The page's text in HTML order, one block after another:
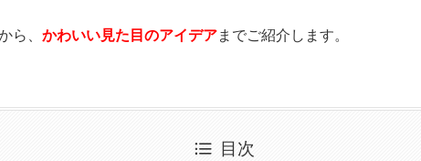
ら、 かわいい見た目のアイデアまでご紹介します。
目次